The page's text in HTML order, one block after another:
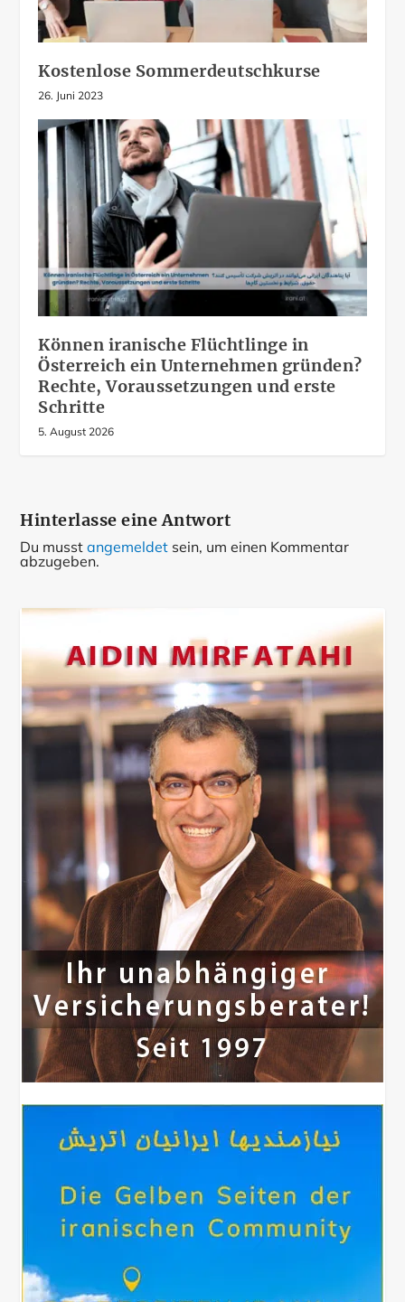
Kostenlose Sommerdeutschkurse
26. Juni 2023
Können iranische Flüchtlinge in
Österreich ein Unternehmen gründen?
Rechte, Voraussetzungen und erste
Schritte
5. August 2026
Hinterlasse eine Antwort
Du musstangemeldet sein, um einen Kommentar
abzugeben.